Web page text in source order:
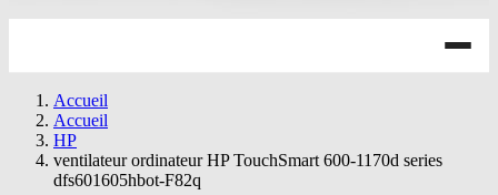
Accueil
Accueil
HP
ventilateur ordinateur HP TouchSmart 600-1170d series
dfs601605hbot-F82q